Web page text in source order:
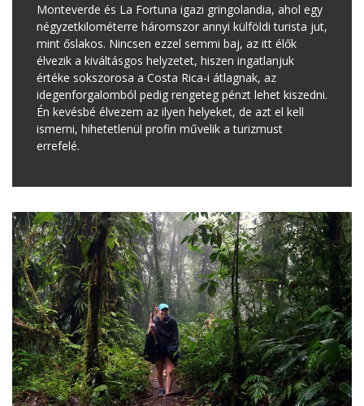
Monteverde és La Fortuna igazi gringolandia, ahol egy
négyzetkilométerre háromszor annyi külföldi turista jut,
mint őslakos. Nincsen ezzel semmi baj, az itt élők
élvezik a kiváltásgos helyzetet, hiszen ingatlanjuk
értéke sokszorosa a Costa Rica-i átlagnak, az
idegenforgalomból pedig rengeteg pénzt lehet kiszedni.
Én kevésbé élvezem az ilyen helyeket, de azt el kell
ismerni, hihetetlenül profin művelik a turizmust
errefelé.